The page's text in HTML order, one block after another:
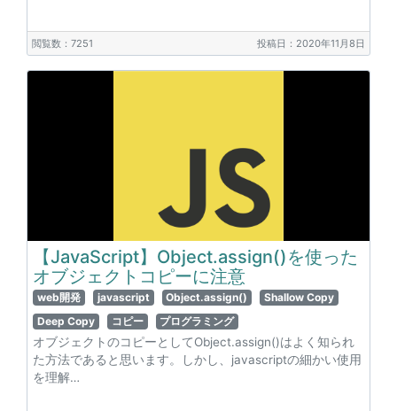
閲覧数：7251 投稿日：2020年11月8日
【JavaScript】Object.assign()を使った
オブジェクトコピーに注意
web開発 javascript Object.assign()
Shallow Copy
Deep Copy
コピー プログラミング
オブジェクトのコピーとしてObject.assign()はよく知られ
た方法であると思います。しかし、javascriptの細かい使用
を理解…